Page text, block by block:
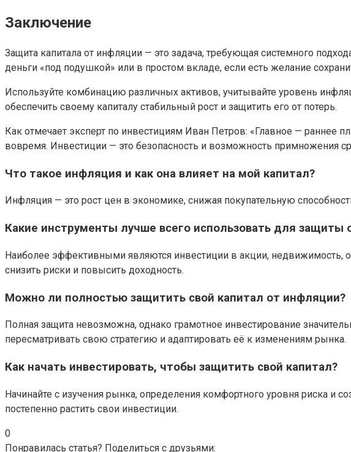
Заключение
Защита капитала от инфляции — это задача, требующая системного
деньги «под подушкой» или в простом вкладе, если есть желание
Используйте комбинацию различных активов, учитывайте уровень
обеспечить своему капиталу стабильный рост и защитить его от потерь.
Как отмечает эксперт по инвестициям Иван Петров: «Главное — раннее
вовремя. Инвестиции — это безопасность и возможность примножения
Что такое инфляция и как она влияет на мой капитал?
Инфляция — это рост цен в экономике, снижая покупательную
Какие инструменты лучше всего использовать для защиты
Наиболее эффективными являются инвестиции в акции, недвижимость,
снизить риски и повысить доходность.
Можно ли полностью защитить свой капитал от инфляции?
Полная защита невозможна, однако грамотное инвестирование
пересматривать свою стратегию и адаптировать её к изменениям рынка.
Как начать инвестировать, чтобы защитить свой капитал?
Начинайте с изучения рынка, определения комфортного уровня риска и
постепенно растить свои инвестиции.
0
Понравилась статья? Поделиться с друзьями: